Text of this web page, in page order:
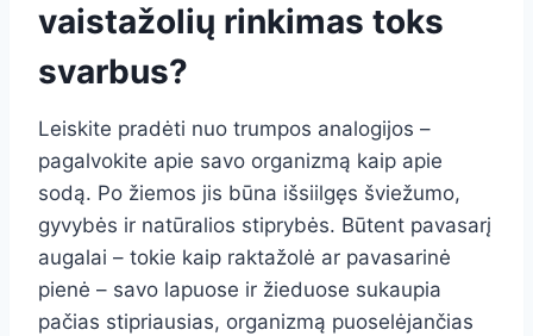
vaistažolių rinkimas toks
svarbus?
Leiskite pradėti nuo trumpos analogijos –
pagalvokite apie savo organizmą kaip apie
sodą. Po žiemos jis būna išsiilgęs šviežumo,
gyvybės ir natūralios stiprybės. Būtent pavasarį
augalai – tokie kaip raktažolė ar pavasarinė
pienė – savo lapuose ir žieduose sukaupia
pačias stipriausias, organizmą puoselėjančias